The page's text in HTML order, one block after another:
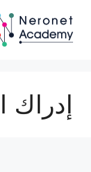
المحتوى
إدراك